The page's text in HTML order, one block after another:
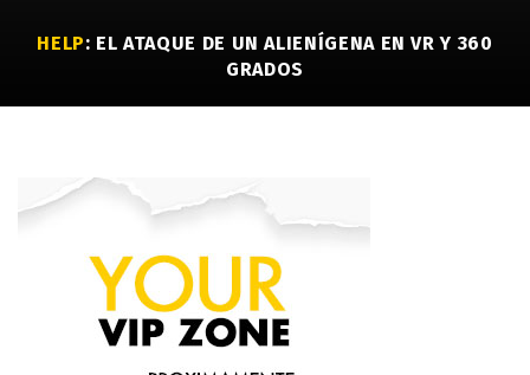
HELP: EL ATAQUE DE UN ALIENÍGENA EN VR Y 360
GRADOS